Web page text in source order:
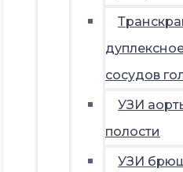
сосудов
УЗИ
полости
УЗИ